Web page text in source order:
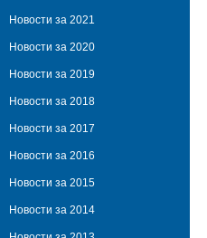
Новости за 2021
Новости за 2020
Новости за 2019
Новости за 2018
Новости за 2017
Новости за 2016
Новости за 2015
Новости за 2014